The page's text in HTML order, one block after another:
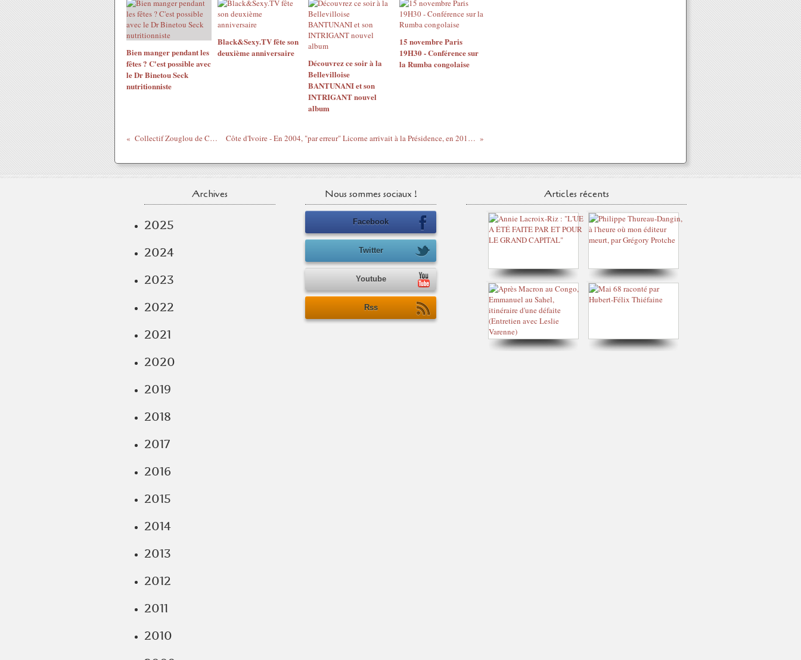
Bien manger pendant les
fêtes ? C'est possible avec
le Dr Binetou Seck
nutritionniste
Black&Sexy.TV fête son
deuxième anniversaire
Découvrez ce soir à la
Bellevilloise
BANTUNANI et son
INTRIGANT nouvel
album
15 novembre Paris
19H30 - Conférence sur
la Rumba congolaise
Collectif Zouglou de Cote d'ivoire : Liberez mon pays Côte d'Ivoire - En 2004, "par erreur" Licorne arrivait à la Présidence, en 2010, l'ONUCI, toujours par erreur, s'approche d'une centrale thermique à Yopougon !!!
Archives
2025
2024
2023
2022
2021
2020
2019
2018
2017
2016
2015
2014
2013
2012
2011
2010
Nous sommes sociaux !
Facebook
Twitter
Youtube
Rss
Articles récents